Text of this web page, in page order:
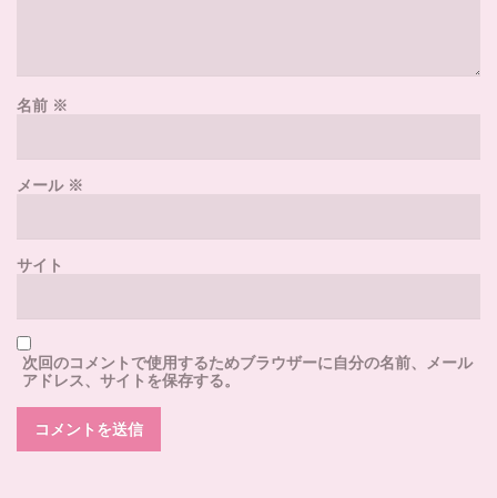
名前 ※
メール※
サイト
次回のコメントで使用するためブラウザーに自分の名前、メール
アドレス、サイトを保存する。